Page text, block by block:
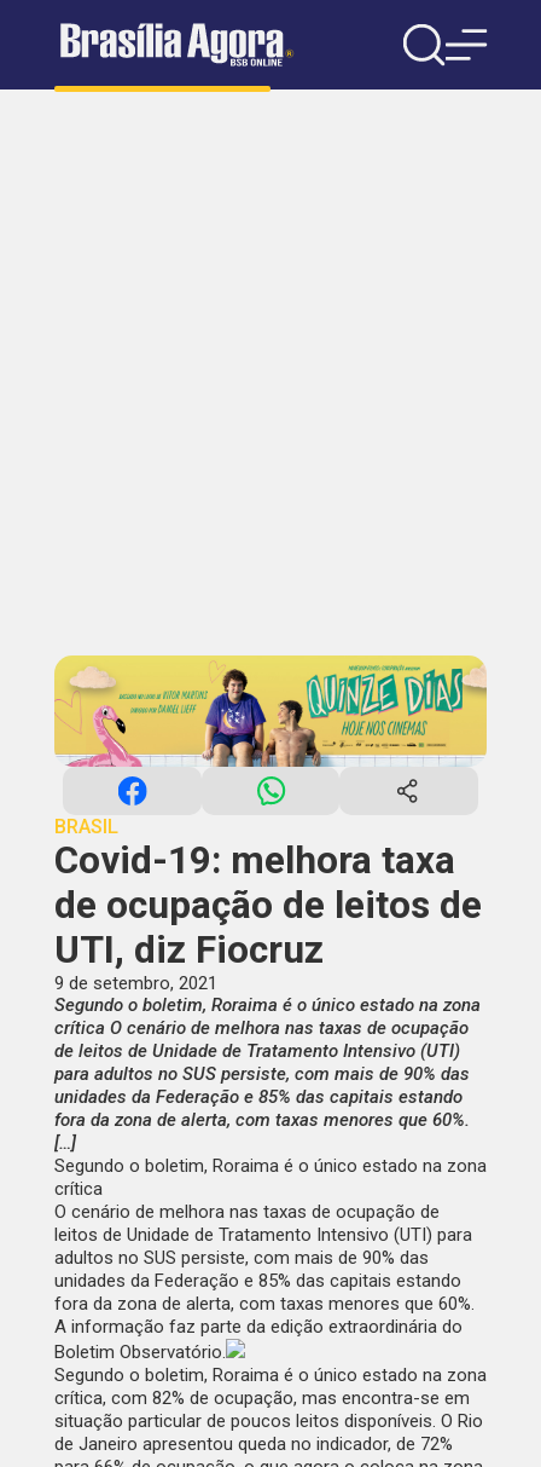
BRASIL
Covid-19: melhora taxa
de ocupação de leitos de
UTI, diz Fiocruz
9 de setembro, 2021
Segundo o boletim, Roraima é o único estado na zona
crítica O cenário de melhora nas taxas de ocupação
de leitos de Unidade de Tratamento Intensivo (UTI)
para adultos no SUS persiste, com mais de 90% das
unidades da Federação e 85% das capitais estando
fora da zona de alerta, com taxas menores que 60%.
[…]
Segundo o boletim, Roraima é o único estado na zona
crítica
O cenário de melhora nas taxas de ocupação de
leitos de Unidade de Tratamento Intensivo (UTI) para
adultos no SUS persiste, com mais de 90% das
unidades da Federação e 85% das capitais estando
fora da zona de alerta, com taxas menores que 60%.
A informação faz parte da edição extraordinária do
Boletim Observatório.
Segundo o boletim, Roraima é o único estado na zona
crítica, com 82% de ocupação, mas encontra-se em
situação particular de poucos leitos disponíveis. O Rio
de Janeiro apresentou queda no indicador, de 72%